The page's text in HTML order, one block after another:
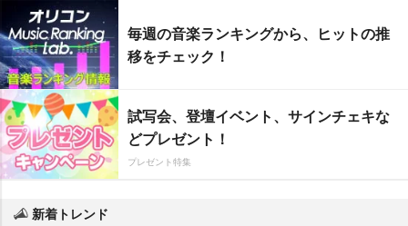
毎週の音楽ランキングから、ヒットの推
移をチェック！
試写会、登壇イベント、サインチェキな
どプレゼント！
プレゼント特集
新着トレンド